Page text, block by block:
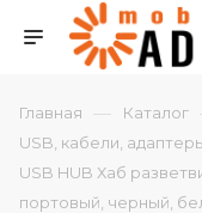
Главная — Каталог
USB, кабели,
USB HUB Хаб
портовый, черный,